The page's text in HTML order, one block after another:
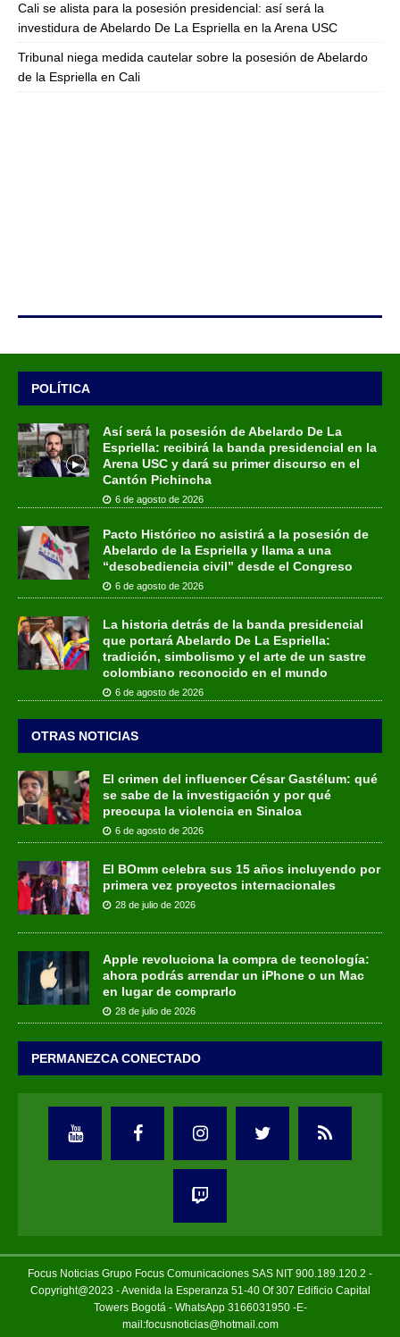
Cali se alista para la posesión presidencial: así será la
investidura de Abelardo De La Espriella en la Arena USC
Tribunal niega medida cautelar sobre la posesión de Abelardo
de la Espriella en Cali
POLÍTICA
Así será la posesión de Abelardo De La
Espriella: recibirá la banda presidencial en la
Arena USC y dará su primer discurso en el
Cantón Pichincha
6 de agosto de 2026
Pacto Histórico no asistirá a la posesión de
Abelardo de la Espriella y llama a una
“desobediencia civil” desde el Congreso
6 de agosto de 2026
La historia detrás de la banda presidencial
que portará Abelardo De La Espriella:
tradición, simbolismo y el arte de un sastre
colombiano reconocido en el mundo
6 de agosto de 2026
OTRAS NOTICIAS
El crimen del influencer César Gastélum: qué
se sabe de la investigación y por qué
preocupa la violencia en Sinaloa
6 de agosto de 2026
El BOmm celebra sus 15 años incluyendo por
primera vez proyectos internacionales
28 de julio de 2026
Apple revoluciona la compra de tecnología:
ahora podrás arrendar un iPhone o un Mac
en lugar de comprarlo
28 de julio de 2026
PERMANEZCA CONECTADO
Focus Noticias Grupo Focus Comunicaciones SAS NIT 900.189.120.2 -
Copyright@2023 - Avenida la Esperanza 51-40 Of 307 Edificio Capital
Towers Bogotá - WhatsApp 3166031950 -E-
mail:focusnoticias@hotmail.com